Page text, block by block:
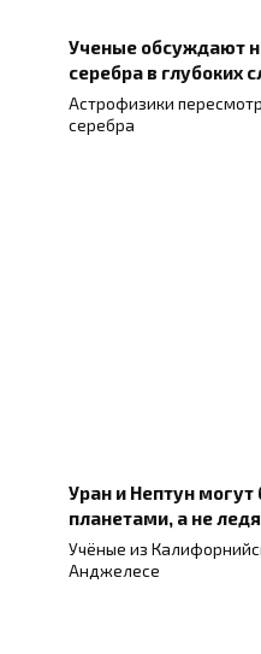
Ученые обсуждают
серебра в глубоких
Астрофизики
серебра
Уран и Нептун
планетами, а не
Учёные из
Анджелесе